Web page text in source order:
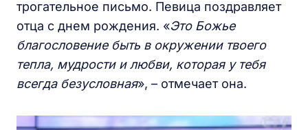
трогательное письмо. Певица поздравляет
отца с днем рождения. «Это Божье
благословение быть в окружении твоего
тепла, мудрости и любви, которая у тебя
всегда безусловная», – отмечает она.